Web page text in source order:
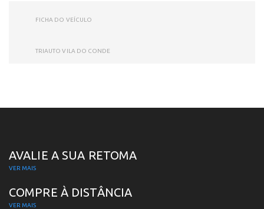
FICHA DO VEÍCULO
TRIAUTO VILA DO CONDE
AVALIE A SUA RETOMA
VER MAIS
COMPRE À DISTÂNCIA
VER MAIS